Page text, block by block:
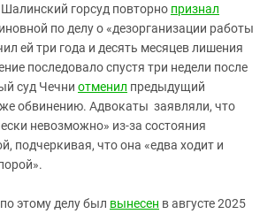
горсуд повторно признал
по делу о «дезорганизации работы
ей три года и десять месяцев лишения
последовало спустя три недели после
суд Чечни отменил предыдущий
обвинению. Адвокаты заявляли, что
невозможно» из‑за состояния
подчеркивая, что она «едва ходит и
этому делу был вынесен в августе 2025